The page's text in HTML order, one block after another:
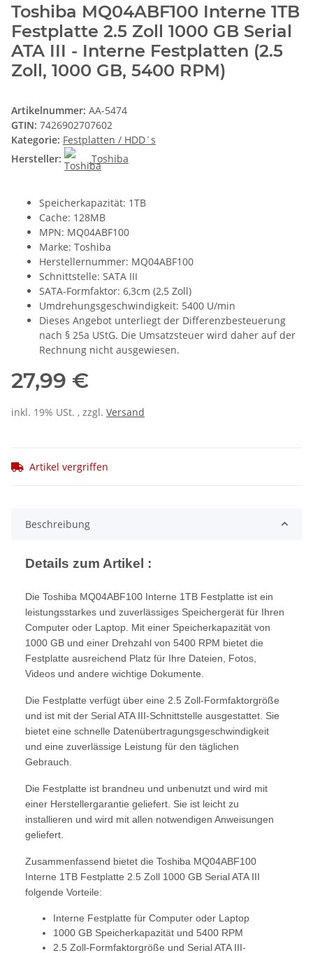
Toshiba MQ04ABF100 Interne 1TB
Festplatte 2.5 Zoll 1000 GB Serial
ATA III - Interne Festplatten (2.5
Zoll, 1000 GB, 5400 RPM)
Artikelnummer: AA-5474
GTIN: 7426902707602
Kategorie: Festplatten / HDD´s
Hersteller:
Toshiba
Speicherkapazität: 1TB
Cache: 128MB
MPN: MQ04ABF100
Marke: Toshiba
Herstellernummer: MQ04ABF100
Schnittstelle: SATA III
SATA-Formfaktor: 6,3cm (2,5 Zoll)
Umdrehungsgeschwindigkeit: 5400 U/min
Dieses Angebot unterliegt der Differenzbesteuerung
nach § 25a UStG. Die Umsatzsteuer wird daher auf der
Rechnung nicht ausgewiesen.
27,99 €
inkl. 19% USt. , zzgl. Versand
Artikel vergriffen
Beschreibung
Details zum Artikel :
Die Toshiba MQ04ABF100 Interne 1TB Festplatte ist ein
leistungsstarkes und zuverlässiges Speichergerät für Ihren
Computer oder Laptop. Mit einer Speicherkapazität von
1000 GB und einer Drehzahl von 5400 RPM bietet die
Festplatte ausreichend Platz für Ihre Dateien, Fotos,
Videos und andere wichtige Dokumente.
Die Festplatte verfügt über eine 2.5 Zoll-Formfaktorgröße
und ist mit der Serial ATA III-Schnittstelle ausgestattet. Sie
bietet eine schnelle Datenübertragungsgeschwindigkeit
und eine zuverlässige Leistung für den täglichen
Gebrauch.
Die Festplatte ist brandneu und unbenutzt und wird mit
einer Herstellergarantie geliefert. Sie ist leicht zu
installieren und wird mit allen notwendigen Anweisungen
geliefert.
Zusammenfassend bietet die Toshiba MQ04ABF100
Interne 1TB Festplatte 2.5 Zoll 1000 GB Serial ATA III
folgende Vorteile:
Interne Festplatte für Computer oder Laptop
1000 GB Speicherkapazität und 5400 RPM
2.5 Zoll-Formfaktorgröße und Serial ATA III-